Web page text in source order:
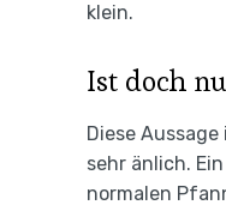
klein.
Ist doch
Diese
sehr änlich.
normalen